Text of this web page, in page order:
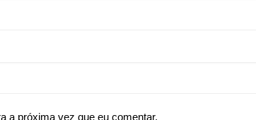
a próxima vez que eu comentar.